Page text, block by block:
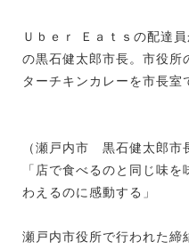
Ｕｂｅｒ Ｅａｔｓの配達
の黒石健太郎市長。市役所
ターチキンカレーを市長室
（瀬戸内市 黒石健太郎市
「店で食べるのと同じ味
わえるのに感動する」
瀬戸内市役所で行われた締